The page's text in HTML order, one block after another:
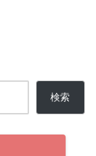
検索